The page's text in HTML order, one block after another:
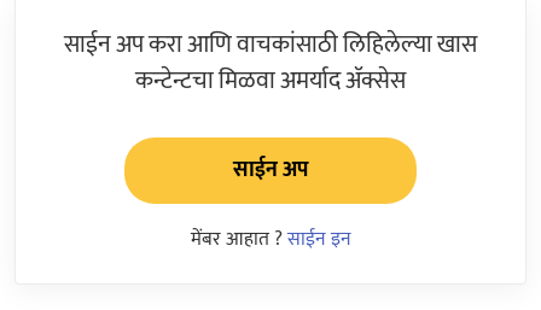
साईन अप करा आणि वाचकांसाठी लिहिलेल्या खास
कन्टेन्टचा मिळवा अमर्याद ॲक्सेस
साईन अप
मेंबर आहात ?साईन इन